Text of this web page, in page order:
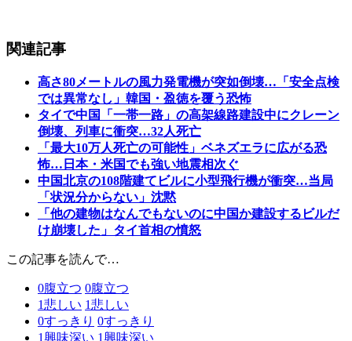
関連記事
高さ80メートルの風力発電機が突如倒壊…「安全点検
では異常なし」韓国・盈徳を覆う恐怖
タイで中国「一帯一路」の高架線路建設中にクレーン
倒壊、列車に衝突…32人死亡
「最大10万人死亡の可能性」ベネズエラに広がる恐
怖…日本・米国でも強い地震相次ぐ
中国北京の108階建てビルに小型飛行機が衝突…当局
「状況分からない」沈黙
「他の建物はなんでもないのに中国か建設するビルだ
け崩壊した」タイ首相の憤怒
この記事を読んで…
0腹立つ 0腹立つ
1悲しい 1悲しい
0すっきり 0すっきり
1興味深い 1興味深い